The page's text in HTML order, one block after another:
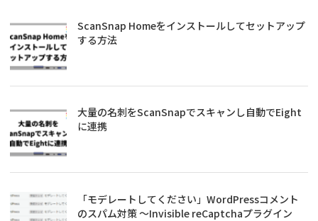
ScanSnap Homeをインストールしてセットアップ
する方法
大量の名刺をScanSnapでスキャンし自動でEight
に連携
「モデレートしてください」WordPressコメント
のスパム対策 ～Invisible reCaptchaプラグイン